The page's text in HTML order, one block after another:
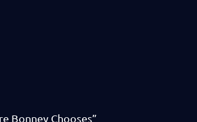
Bonney Chooses”